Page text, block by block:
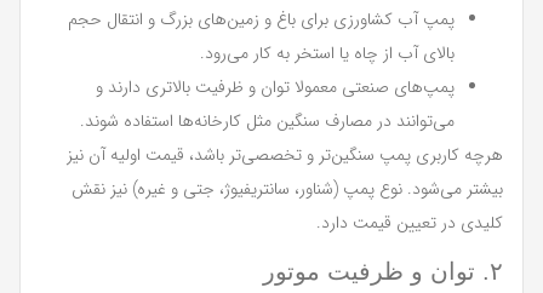
پمپ آب کشاورزی برای باغ و زمین‌های بزرگ و انتقال حجم
بالای آب از چاه یا استخر به کار می‌رود.
پمپ‌های صنعتی معمولا توان و ظرفیت بالاتری دارند و
می‌توانند در مصارف سنگین مثل کارخانه‌ها استفاده شوند.
هرچه کاربری پمپ سنگین‌تر و تخصصی‌تر باشد، قیمت اولیه آن نیز
بیشتر می‌شود. نوع پمپ (شناور، سانتریفیوژ، جتی و غیره) نیز نقش
کلیدی در تعیین قیمت دارد.
۲. توان و ظرفیت موتور